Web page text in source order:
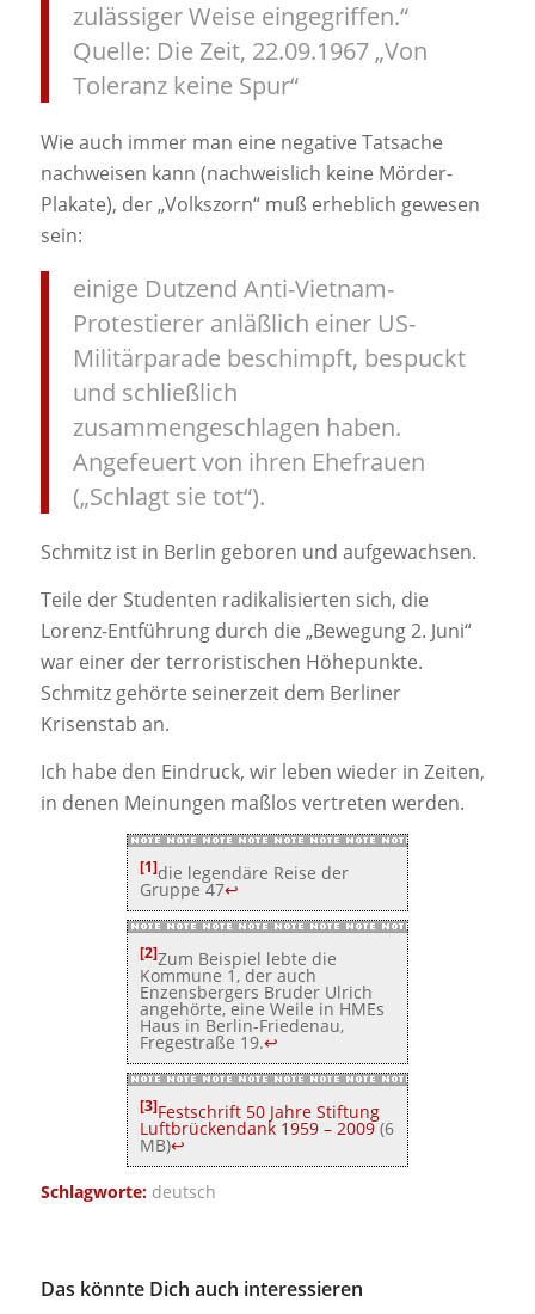
zulässiger Weise eingegriffen.“
Quelle: Die Zeit, 22.09.1967 „Von
Toleranz keine Spur“
Wie auch immer man eine negative Tatsache
nachweisen kann (nachweislich keine Mörder-
Plakate), der „Volkszorn“ muß erheblich gewesen
sein:
einige Dutzend Anti-Vietnam-
Protestierer anläßlich einer US-
Militärparade beschimpft, bespuckt
und schließlich
zusammengeschlagen haben.
Angefeuert von ihren Ehefrauen
(„Schlagt sie tot“).
Schmitz ist in Berlin geboren und aufgewachsen.
Teile der Studenten radikalisierten sich, die
Lorenz-Entführung durch die „Bewegung 2. Juni“
war einer der terroristischen Höhepunkte.
Schmitz gehörte seinerzeit dem Berliner
Krisenstab an.
Ich habe den Eindruck, wir leben wieder in Zeiten,
in denen Meinungen maßlos vertreten werden.
[1]die legendäre Reise der
Gruppe 47↩
[2]Zum Beispiel lebte die
Kommune 1, der auch
Enzensbergers Bruder Ulrich
angehörte, eine Weile in HMEs
Haus in Berlin-Friedenau,
Fregestraße 19.↩
[3]Festschrift 50 Jahre Stiftung
Luftbrückendank 1959 – 2009(6
MB)↩
Schlagworte: deutsch
Das könnte Dich auch interessieren